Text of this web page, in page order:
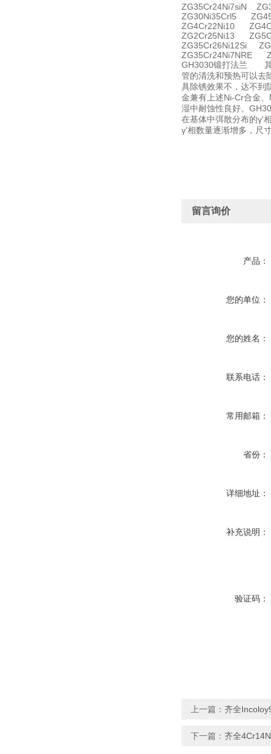
ZG35Cr24Ni7siN
ZG30Ni35Crl5
ZG4Cr22Ni10
ZG2Cr25Ni13
ZG35Cr26Ni12Si
ZG35Cr24Ni7NRE
GH3030锻打法兰 其
管的清洗和预热可以去
具除锈效果不，达不
金兼有上述Ni-Cr合金
湿中耐蚀性良好。
在基体中弭散分布的γ'
γ'相数量逐渐增多，尺
留言询价
产品：
您的单位：
您的姓名：
联系电话：
常用邮箱：
省份：
详细地址：
补充说明：
验证码：
上一篇： 齐全
下一篇： 齐全